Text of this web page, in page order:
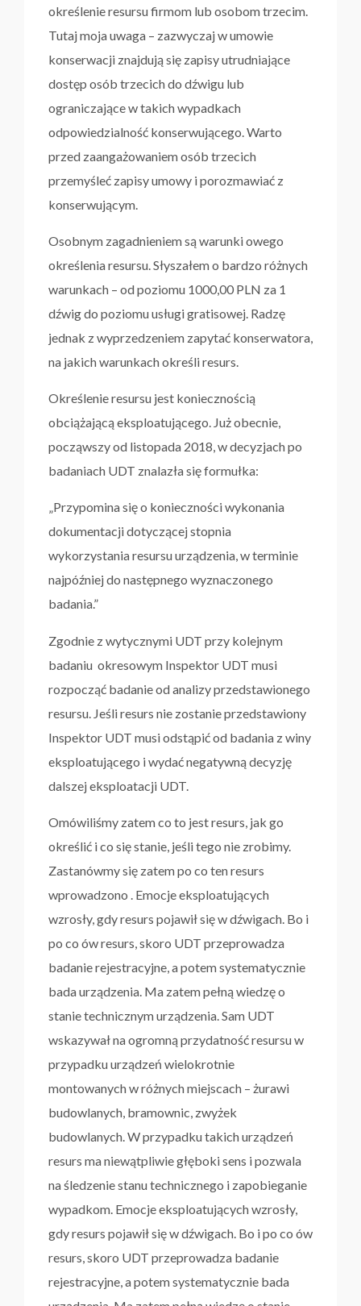
określenie resursu firmom lub osobom trzecim.
Tutaj moja uwaga – zazwyczaj w umowie
konserwacji znajdują się zapisy utrudniające
dostęp osób trzecich do dźwigu lub
ograniczające w takich wypadkach
odpowiedzialność konserwującego. Warto
przed zaangażowaniem osób trzecich
przemyśleć zapisy umowy i porozmawiać z
konserwującym.
Osobnym zagadnieniem są warunki owego
określenia resursu. Słyszałem o bardzo różnych
warunkach – od poziomu 1000,00 PLN za 1
dźwig do poziomu usługi gratisowej. Radzę
jednak z wyprzedzeniem zapytać konserwatora,
na jakich warunkach określi resurs.
Określenie resursu jest koniecznością
obciążającą eksploatującego. Już obecnie,
począwszy od listopada 2018, w decyzjach po
badaniach UDT znalazła się formułka:
„Przypomina się o konieczności wykonania
dokumentacji dotyczącej stopnia
wykorzystania resursu urządzenia, w terminie
najpóźniej do następnego wyznaczonego
badania.”
Zgodnie z wytycznymi UDT przy kolejnym
badaniu okresowym Inspektor UDT musi
rozpocząć badanie od analizy przedstawionego
resursu. Jeśli resurs nie zostanie przedstawiony
Inspektor UDT musi odstąpić od badania z winy
eksploatującego i wydać negatywną decyzję
dalszej eksploatacji UDT.
Omówiliśmy zatem co to jest resurs, jak go
określić i co się stanie, jeśli tego nie zrobimy.
Zastanówmy się zatem po co ten resurs
wprowadzono . Emocje eksploatujących
wzrosły, gdy resurs pojawił się w dźwigach. Bo i
po co ów resurs, skoro UDT przeprowadza
badanie rejestracyjne, a potem systematycznie
bada urządzenia. Ma zatem pełną wiedzę o
stanie technicznym urządzenia. Sam UDT
wskazywał na ogromną przydatność resursu w
przypadku urządzeń wielokrotnie
montowanych w różnych miejscach – żurawi
budowlanych, bramownic, zwyżek
budowlanych. W przypadku takich urządzeń
resurs ma niewątpliwie głęboki sens i pozwala
na śledzenie stanu technicznego i zapobieganie
wypadkom. Emocje eksploatujących wzrosły,
gdy resurs pojawił się w dźwigach. Bo i po co ów
resurs, skoro UDT przeprowadza badanie
rejestracyjne, a potem systematycznie bada